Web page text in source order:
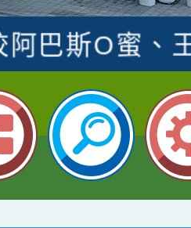
教師榮獲社
阿巴斯O蜜、
園市科展 國
師王老師、
四年二班張O
競賽國小朗
林老師
參加桃園市中
教師榮獲教
-第二名
參與2026世